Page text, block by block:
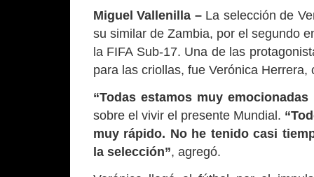
Miguel Vallenilla –La selección de
su similar de Zambia, por el segundo
la FIFA Sub-17. Una de las
para las criollas, fue Verónica
“Todas estamos muy
sobre el vivir el presente Mundial.
muy rápido. No he tenido casi
la selección”, agregó.